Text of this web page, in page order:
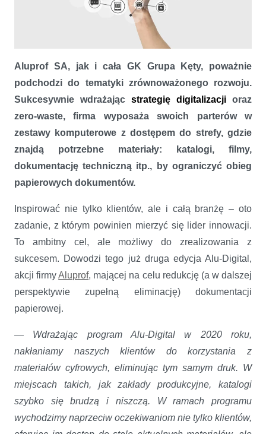
Ruszyła druga edycja Alu-Digital – programu digitalizacji materiałów
Aluprof
Aluprof SA, jak i cała GK Grupa Kęty, poważnie
podchodzi do tematyki zrównoważonego rozwoju.
Sukcesywnie wdrażając strategię digitalizacji oraz
zero-waste, firma wyposaża swoich parterów w
zestawy komputerowe z dostępem do strefy, gdzie
znajdą potrzebne materiały: katalogi, filmy,
dokumentację techniczną itp., by ograniczyć obieg
papierowych dokumentów.
Inspirować nie tylko klientów, ale i całą branżę – oto
zadanie, z którym powinien mierzyć się lider innowacji.
To ambitny cel, ale możliwy do zrealizowania z
sukcesem. Dowodzi tego już druga edycja Alu-Digital,
akcji firmyAluprof, mającej na celu redukcję (a w dalszej
perspektywie zupełną eliminację) dokumentacji
papierowej.
— Wdrażając program Alu-Digital w 2020 roku,
nakłaniamy naszych klientów do korzystania z
materiałów cyfrowych, eliminując tym samym druk. W
miejscach takich, jak zakłady produkcyjne, katalogi
szybko się brudzą i niszczą. W ramach programu
wychodzimy naprzeciw oczekiwaniom nie tylko klientów,